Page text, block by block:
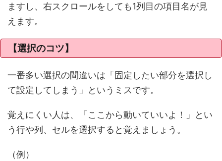
ますし、右スクロールをしても1列目の項目名が見
えます。
【選択のコツ】
一番多い選択の間違いは「固定したい部分を選択し
て設定してしまう」というミスです。
覚えにくい人は、「ここから動いていいよ！」とい
う行や列、セルを選択すると覚えましょう。
（例）